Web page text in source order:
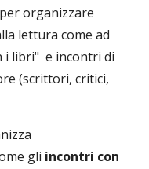
organizzare
letturacome ad
i libri" e incontri di
(scrittori, critici,
gli incontri con